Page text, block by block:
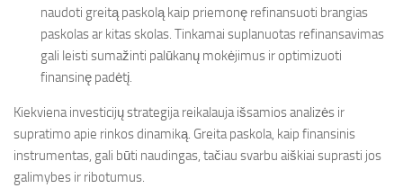
naudoti greitą paskolą kaip priemonę refinansuoti brangias
paskolas ar kitas skolas. Tinkamai suplanuotas refinansavimas
gali leisti sumažinti palūkanų mokėjimus ir optimizuoti
finansinę padėtį.
Kiekviena investicijų strategija reikalauja išsamios analizės ir
supratimo apie rinkos dinamiką. Greita paskola, kaip finansinis
instrumentas, gali būti naudingas, tačiau svarbu aiškiai suprasti jos
galimybes ir ribotumus.